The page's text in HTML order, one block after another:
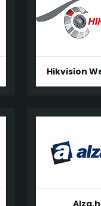
Hikvision